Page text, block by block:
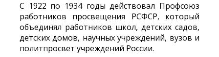
С 1922 по 1934 годы действовал Профсоюз
работников просвещения РСФСР, который
объединял работников школ, детских садов,
детских домов, научных учреждений, вузов и
политпросвет учреждений России.